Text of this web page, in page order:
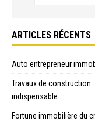
ARTICLES RÉCENTS
Auto entrepreneur
Travaux de construction
indispensable
Fortune immobilière du